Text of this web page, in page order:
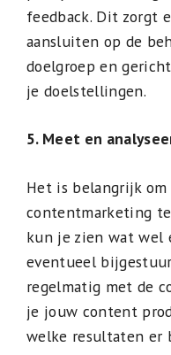
feedback. Dit zorgt
aansluiten op de
doelgroep en
je doelstellingen.
5. Meet en
Het is belangrijk
contentmarketing
kun je zien wat wel
eventueel
regelmatig met de
je jouw content
welke resultaten er